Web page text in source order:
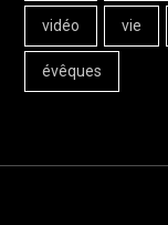
vidéo vie
évêques